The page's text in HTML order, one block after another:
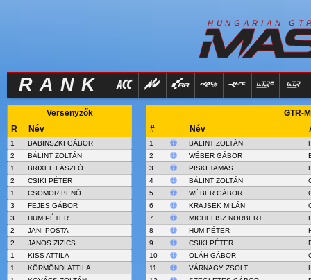
H U N G A R I A N G T
RANK
Versenyzők
R
Név
1
BABINSZKI GÁBOR
2
BÁLINT ZOLTÁN
1
BRIXEL LÁSZLÓ
2
CSIKI PÉTER
1
CSOMOR BENŐ
3
FEJES GÁBOR
3
HUM PÉTER
2
JANI POSTA
2
JANOS ZIZICS
1
KISS ATTILA
1
KÖRMÖNDI ATTILA
GTR-
#
Név
1 BÁLINT ZOLTÁN
2
WÉBER GÁBOR
3
PISKI TAMÁS
4
BÁLINT ZOLTÁN
5
WÉBER GÁBOR
6
KRAJSEK MILÁN
7
MICHELISZ NORBERT
8
HUM PÉTER
9
CSIKI PÉTER
10
OLÁH GÁBOR
11
VÁRNAGY ZSOLT